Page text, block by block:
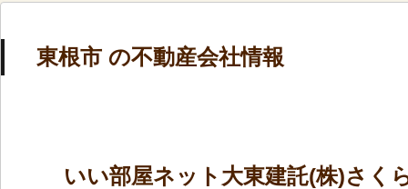
東根市 の不動産会社情報
いい部屋ネット大東建託(株)さく